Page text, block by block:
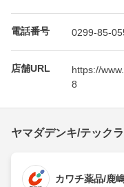
電話番号 0299-85-
店舗URL
https://
8
ヤマダデンキ/テック
カワチ薬品/鹿